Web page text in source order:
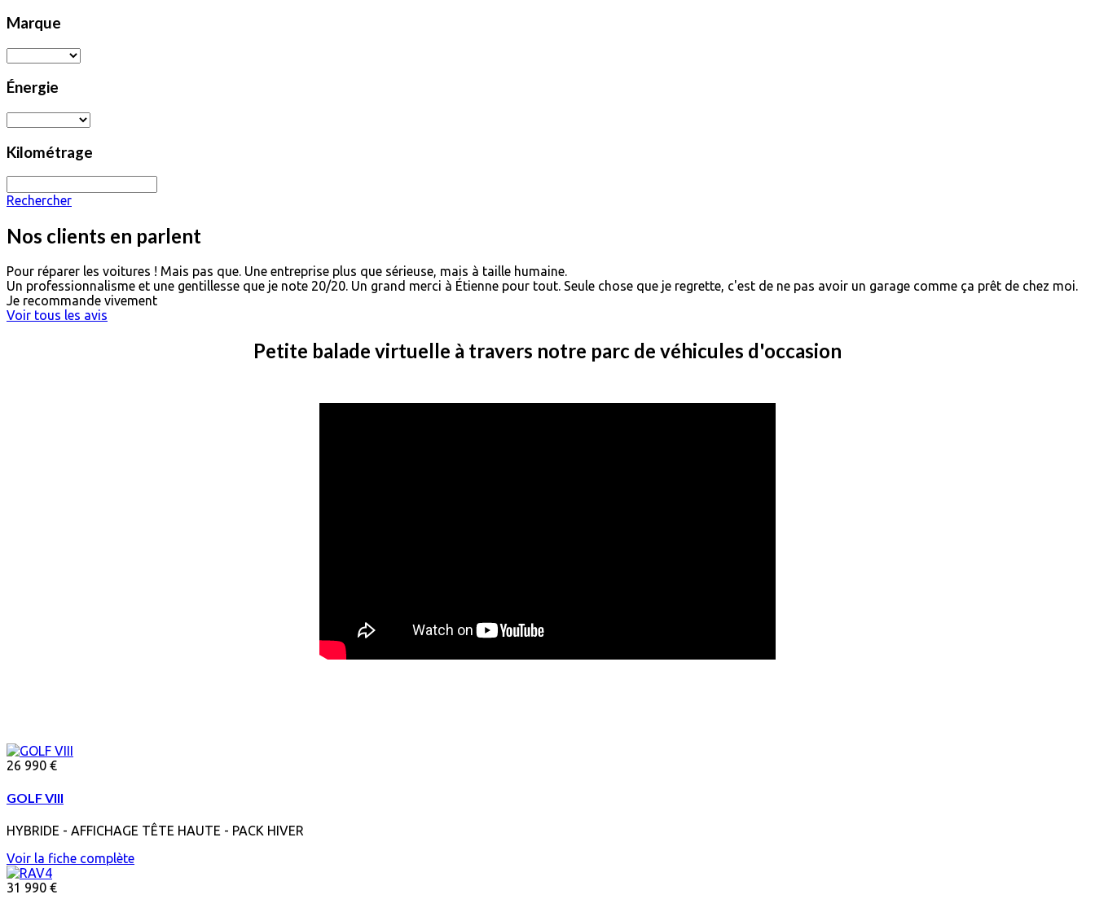
Marque
Énergie
Kilométrage
Rechercher
Nos clients en parlent
Pour réparer les voitures ! Mais pas que. Une entreprise plus que sérieuse, mais à taille humaine.
Un professionnalisme et une gentillesse que je note 20/20. Un grand merci à Étienne pour tout. Seule chose que je regrette, c'est de ne pas avoir un garage comme ça prêt de chez moi.
Je recommande vivement
Voir tous les avis
Petite balade virtuelle à travers notre parc de véhicules d'occasion
26 990 €
GOLF VIII
HYBRIDE - AFFICHAGE TÊTE HAUTE - PACK HIVER
Voir la fiche complète
31 990 €